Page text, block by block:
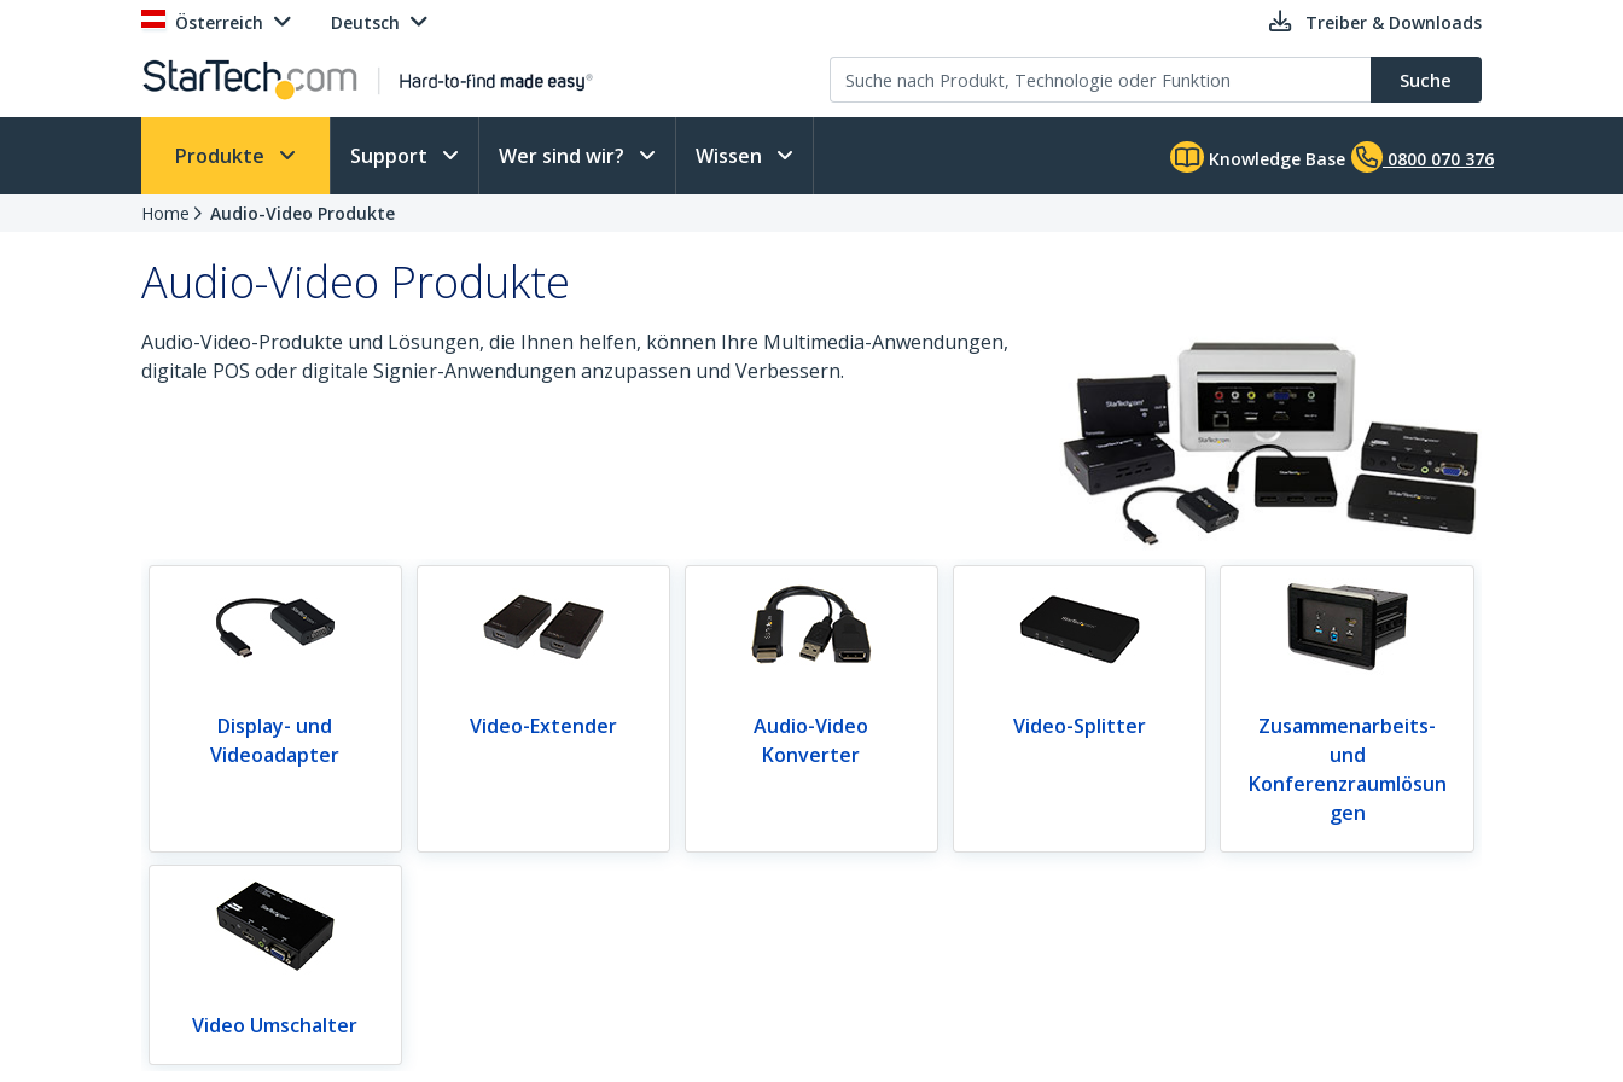
Österreich Deutsch Treiber & Downloads
Suche
Produkte Support Wer sind wir? Wissen Knowledge Base 0800 070 376
Home Audio-Video Produkte
Audio-Video Produkte
Audio-Video-Produkte und Lösungen, die Ihnen helfen, können Ihre Multimedia-Anwendungen,
digitale POS oder digitale Signier-Anwendungen anzupassen und Verbessern.
Display- und
Videoadapter
Video-Extender
Audio-Video
Konverter
Video-Splitter
Zusammenarbeits-
und
Konferenzraumlösun
gen
Video Umschalter